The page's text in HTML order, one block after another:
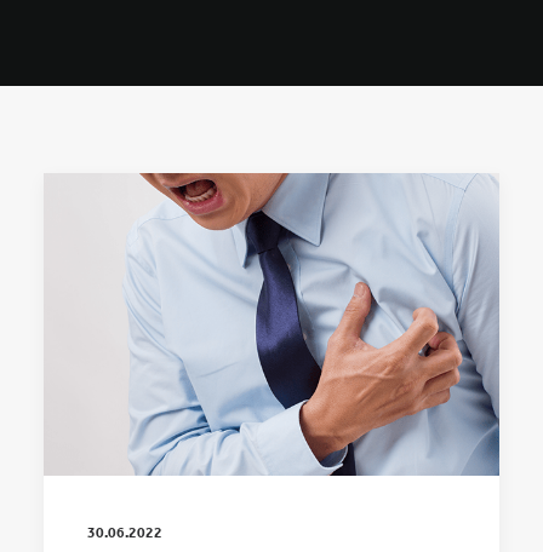
30.06.2022